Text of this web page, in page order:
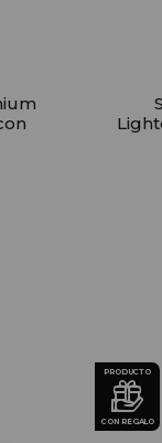
PRODUCTO
CON REGALO